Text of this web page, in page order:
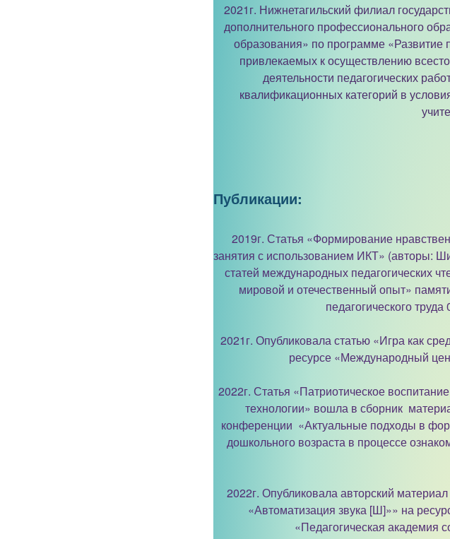
2021г. Нижнетагильский филиал
дополнительного профессионального
образования» по программе «Развитие
привлекаемых к осуществлению
деятельности педагогических
квалификационных категорий в
Публикации:
2019г. Статья «Формирование
занятия с использованием ИКТ» (авторы:
статей международных педагогических
мировой и отечественный опыт»
педагогического
2021г. Опубликовала статью «Игра как
ресурсе «Международный
2022г. Статья «Патриотическое
технологии» вошла в сборник
конференции «Актуальные подходы в
дошкольного возраста в процессе
2022г. Опубликовала авторский
«Автоматизация звука [Ш]»» на
«Педагогическая академия